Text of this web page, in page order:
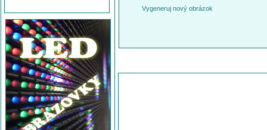
Vygeneruj nový obrázok